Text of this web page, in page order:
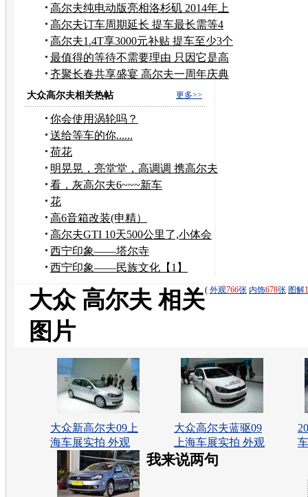
潢
高尔夫纯电动版亮相洛杉矶 2014年上
市
高尔夫订车周期延长 提车最长需等4
个月
高尔夫1.4T享3000元补贴 提车至少3个
月
最值得的等待不需要理由 只因它是高
尔夫
齐聚长春共享盛宴 高尔夫一周年庆典
侧记
更多>>
大众高尔夫相关热帖
你会使用涡轮吗？
送给等车的你......
荷花
明晃晃，亮堂堂，高调调 携高尔夫
1.4t报到来啦
看，灰高尔夫6~~~新车
花
高6音箱改装(申精）
高尔夫GTI 10天500公里了,小体会
西宁印象——塔尔寺
西宁印象——民族文化【1】
( 外观766张 内饰678张 图解
大众 高尔夫 相关
图片
大众新高尔夫09上
海车展实拍 外观
大众高尔夫蓝驱09
上海车展实拍 外观
我来说两句